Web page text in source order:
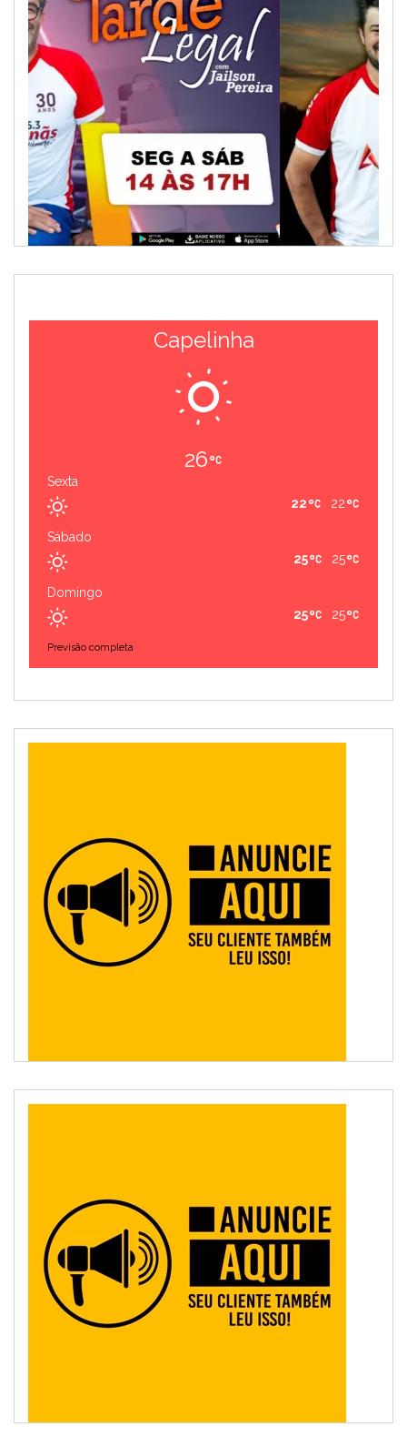
Capelinha
26
Sexta
22
22
Sábado
25
25
Domingo
25
25
Previsão completa